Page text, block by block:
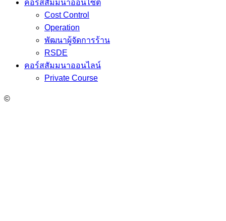
คอร์สสัมมนาออนไซต์
Cost Control
Operation
พัฒนาผู้จัดการร้าน
RSDE
คอร์สสัมมนาออนไลน์
Private Course
©